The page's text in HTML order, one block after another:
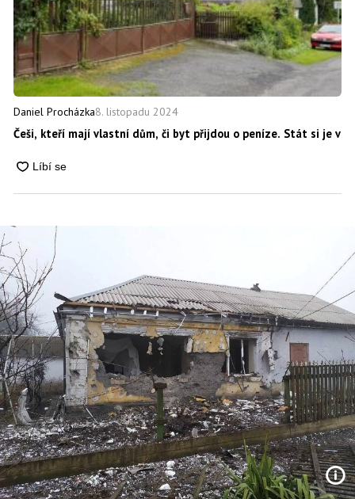
Daniel Procházka8. listopadu 2024
Češi, kteří mají vlastní dům, či byt přijdou o peníze. Stát si je